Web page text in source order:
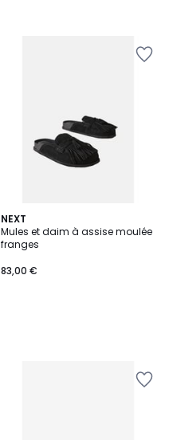
NEXT
Mules et daim à assise moulée
franges
83,00 €